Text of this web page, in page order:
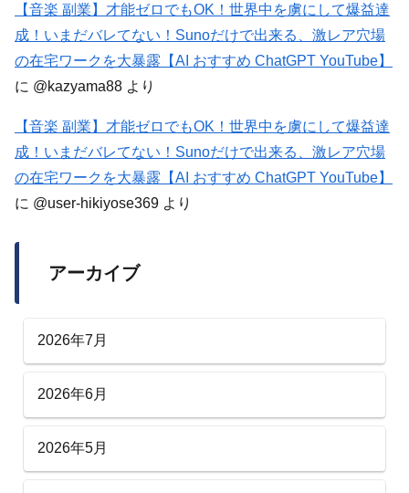
【音楽 副業】才能ゼロでもOK！世界中を虜にして爆益達
成！いまだバレてない！Sunoだけで出来る、激レア穴場
の在宅ワークを大暴露【AI おすすめ ChatGPT YouTube】
に @kazyama88 より
【音楽 副業】才能ゼロでもOK！世界中を虜にして爆益達
成！いまだバレてない！Sunoだけで出来る、激レア穴場
の在宅ワークを大暴露【AI おすすめ ChatGPT YouTube】
に @user-hikiyose369 より
アーカイブ
2026年7月
2026年6月
2026年5月